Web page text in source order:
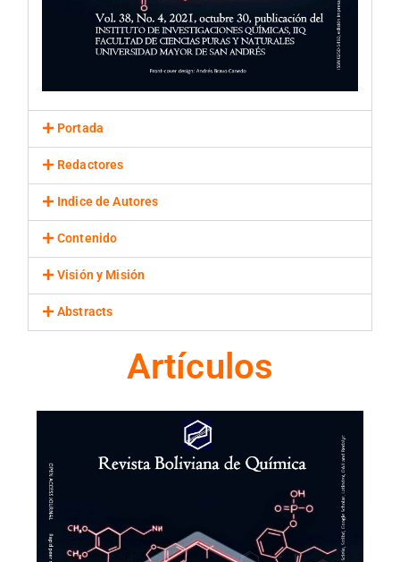
Portada
Redactores
Indice de Autores
Contenido
Visión y Misión
Abstracts
Artículos